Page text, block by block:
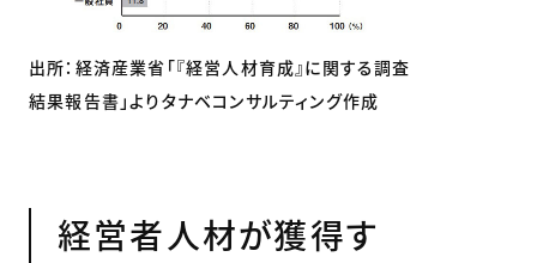
出所：経済産業省「『経営人材育成』に関する調査
結果報告書」よりタナベコンサルティング作成
経営者人材が獲得す